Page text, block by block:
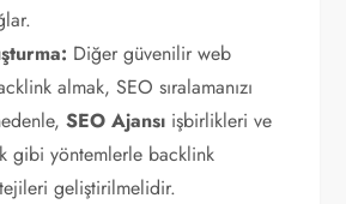
Diğer güvenilir web
almak, SEO sıralamanızı
SEO Ajansı işbirlikleri ve
gibi yöntemlerle backlink
geliştirilmelidir.